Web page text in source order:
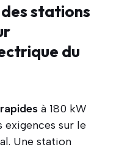
stations
du
à 180 kW
sur le
Une station